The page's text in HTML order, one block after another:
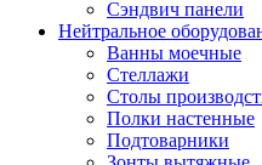
Сэндвич панели
Нейтральное
Ванны моечные
Стеллажи
Столы
Полки настенные
Подтоварники